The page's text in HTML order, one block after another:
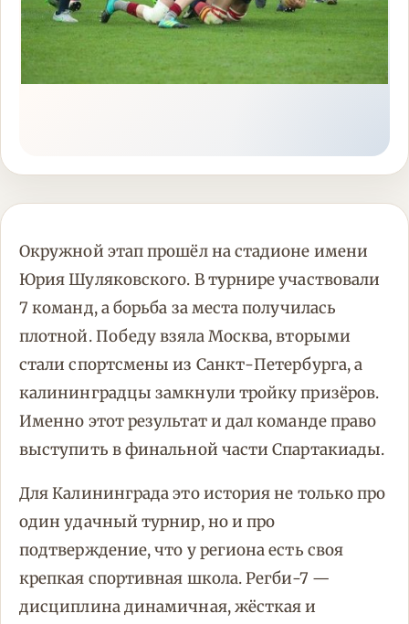
Окружной этап прошёл на стадионе имени
Юрия Шуляковского. В турнире участвовали
7 команд, а борьба за места получилась
плотной. Победу взяла Москва, вторыми
стали спортсмены из Санкт-Петербурга, а
калининградцы замкнули тройку призёров.
Именно этот результат и дал команде право
выступить в финальной части Спартакиады.
Для Калининграда это история не только про
один удачный турнир, но и про
подтверждение, что у региона есть своя
крепкая спортивная школа. Регби-7 —
дисциплина динамичная, жёсткая и